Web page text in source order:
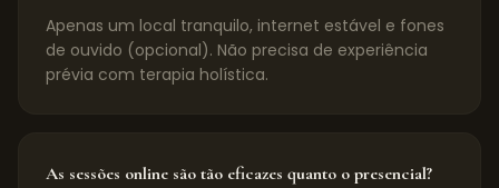
Apenas um local tranquilo, internet estável e fones
de ouvido (opcional). Não precisa de experiência
prévia com terapia holística.
As sessões online são tão eficazes quanto o presencial?